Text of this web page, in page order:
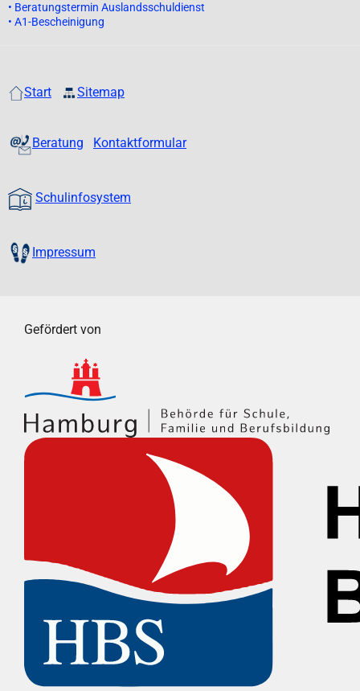
• Beratungstermin Auslandsschuldienst
• A1-Bescheinigung
Start Sitemap
Beratung Kontaktformular
Schulinfosystem
Impressum
Gefördert von